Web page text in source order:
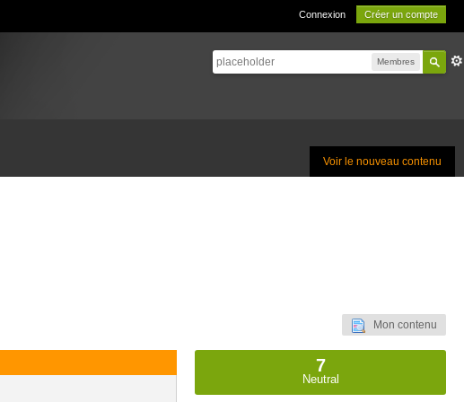
Connexion Créer un compte
Membres
Voir le nouveau contenu
Mon contenu
7
Neutral